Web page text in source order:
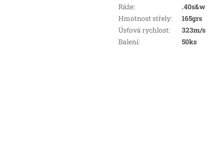
Ráže:
.40s&w
Hmotnost střely:
165grs
Úsťová rychlost:
323m/s
Balení: 50ks